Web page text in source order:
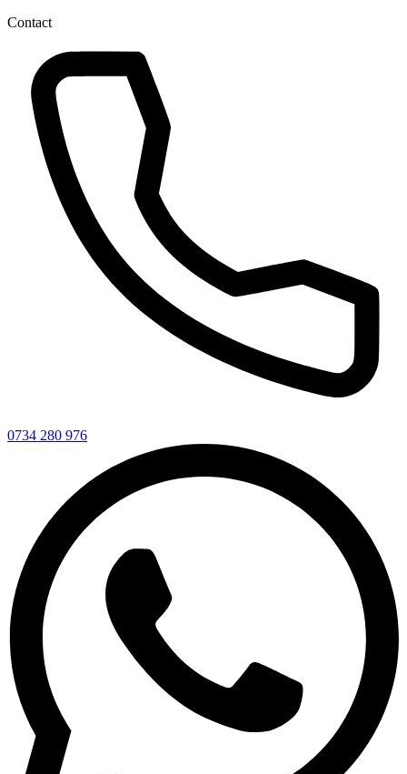
Contact
0734 280 976